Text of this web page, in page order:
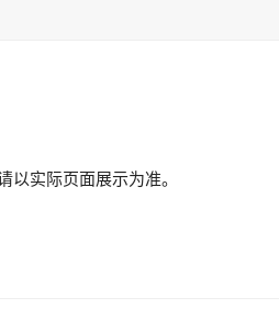
实际页面展示为准。